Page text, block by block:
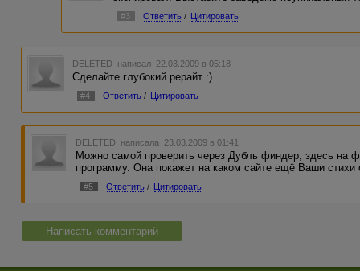
#3 Ответить / Цитировать
DELETED написал 22.03.2009 в 05:18
Сделайте глубокий рерайт :)
#4 Ответить / Цитировать
DELETED написала 23.03.2009 в 01:41
Можно самой проверить через Дубль финдер, здесь на
программу. Она покажет на каком сайте ещё Ваши стихи
#5 Ответить / Цитировать
Написать комментарий